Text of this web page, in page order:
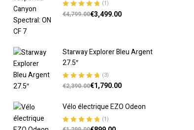
Note5.00sur
(1)
€4,799.00€3,499.00
Starway Explorer Bleu Argent
27.5″
Note5.00sur
(3)
€2,390.00€1,790.00
Vélo électrique EZO Odeon
Note5.00sur
(1)